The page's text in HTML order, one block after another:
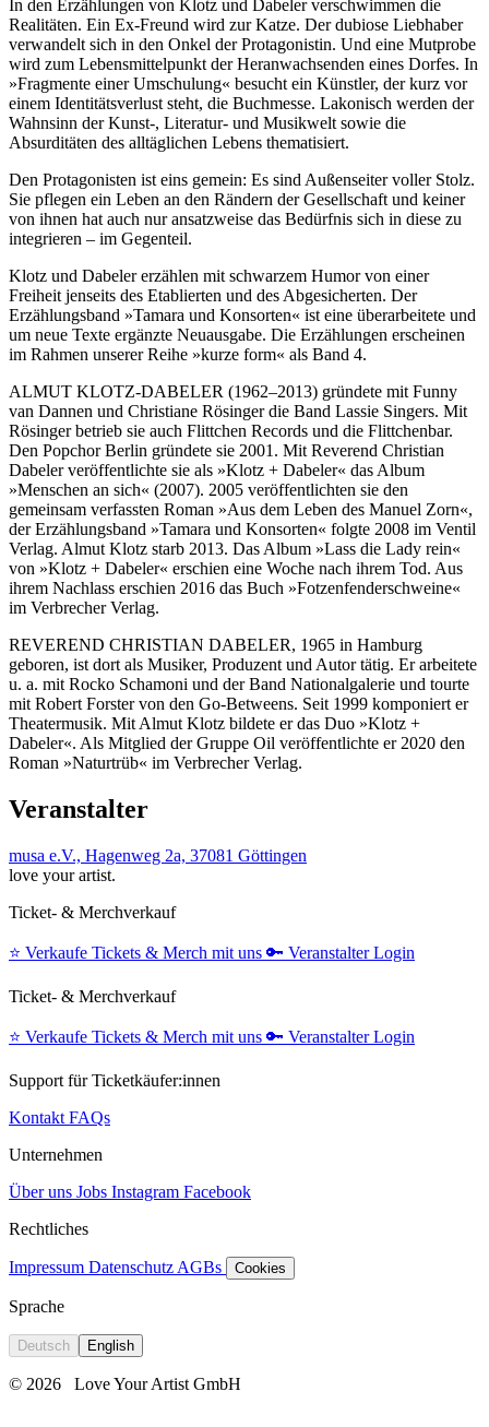
In den Erzählungen von Klotz und Dabeler verschwimmen die
Realitäten. Ein Ex-Freund wird zur Katze. Der dubiose Liebhaber
verwandelt sich in den Onkel der Protagonistin. Und eine Mutprobe
wird zum Lebensmittelpunkt der Heranwachsenden eines Dorfes. In
»Fragmente einer Umschulung« besucht ein Künstler, der kurz vor
einem Identitätsverlust steht, die Buchmesse. Lakonisch werden der
Wahnsinn der Kunst-, Literatur- und Musikwelt sowie die
Absurditäten des alltäglichen Lebens thematisiert.
Den Protagonisten ist eins gemein: Es sind Außenseiter voller Stolz.
Sie pflegen ein Leben an den Rändern der Gesellschaft und keiner
von ihnen hat auch nur ansatzweise das Bedürfnis sich in diese zu
integrieren – im Gegenteil.
Klotz und Dabeler erzählen mit schwarzem Humor von einer
Freiheit jenseits des Etablierten und des Abgesicherten. Der
Erzählungsband »Tamara und Konsorten« ist eine überarbeitete und
um neue Texte ergänzte Neuausgabe. Die Erzählungen erscheinen
im Rahmen unserer Reihe »kurze form« als Band 4.
ALMUT KLOTZ-DABELER (1962–2013) gründete mit Funny
van Dannen und Christiane Rösinger die Band Lassie Singers. Mit
Rösinger betrieb sie auch Flittchen Records und die Flittchenbar.
Den Popchor Berlin gründete sie 2001. Mit Reverend Christian
Dabeler veröffentlichte sie als »Klotz + Dabeler« das Album
»Menschen an sich« (2007). 2005 veröffentlichten sie den
gemeinsam verfassten Roman »Aus dem Leben des Manuel Zorn«,
der Erzählungsband »Tamara und Konsorten« folgte 2008 im Ventil
Verlag. Almut Klotz starb 2013. Das Album »Lass die Lady rein«
von »Klotz + Dabeler« erschien eine Woche nach ihrem Tod. Aus
ihrem Nachlass erschien 2016 das Buch »Fotzenfenderschweine«
im Verbrecher Verlag.
REVEREND CHRISTIAN DABELER, 1965 in Hamburg
geboren, ist dort als Musiker, Produzent und Autor tätig. Er arbeitete
u. a. mit Rocko Schamoni und der Band Nationalgalerie und tourte
mit Robert Forster von den Go-Betweens. Seit 1999 komponiert er
Theatermusik. Mit Almut Klotz bildete er das Duo »Klotz +
Dabeler«. Als Mitglied der Gruppe Oil veröffentlichte er 2020 den
Roman »Naturtrüb« im Verbrecher Verlag.
Veranstalter
musa e.V., Hagenweg 2a, 37081 Göttingen
love your artist.
Ticket- & Merchverkauf
⭐️ Verkaufe Tickets & Merch mit uns 🔑 Veranstalter Login
Ticket- & Merchverkauf
⭐️ Verkaufe Tickets & Merch mit uns 🔑 Veranstalter Login
Support für Ticketkäufer:innen
Kontakt FAQs
Unternehmen
Über uns Jobs Instagram Facebook
Rechtliches
Impressum Datenschutz AGBs Cookies
Sprache
Deutsch English
© 2026 Love Your Artist GmbH